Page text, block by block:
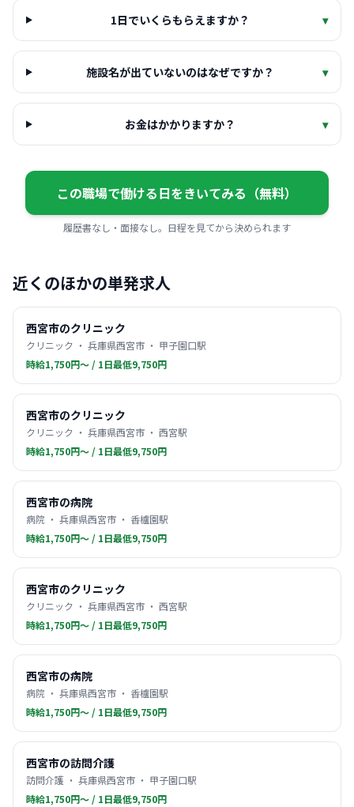
1日でいくらもらえますか？ ▾
施設名が出ていないのはなぜですか？ ▾
お金はかかりますか？ ▾
この職場で働ける日をきいてみる（無料）
履歴書なし・面接なし。日程を見てから決められます
近くのほかの単発求人
西宮市のクリニック
クリニック ・ 兵庫県西宮市 ・ 甲子園口駅
時給1,750円〜 / 1日最低9,750円
西宮市のクリニック
クリニック ・ 兵庫県西宮市 ・ 西宮駅
時給1,750円〜 / 1日最低9,750円
西宮市の病院
病院 ・ 兵庫県西宮市 ・ 香櫨園駅
時給1,750円〜 / 1日最低9,750円
西宮市のクリニック
クリニック ・ 兵庫県西宮市 ・ 西宮駅
時給1,750円〜 / 1日最低9,750円
西宮市の病院
病院 ・ 兵庫県西宮市 ・ 香櫨園駅
時給1,750円〜 / 1日最低9,750円
西宮市の訪問介護
訪問介護 ・ 兵庫県西宮市 ・ 甲子園口駅
時給1,750円〜 / 1日最低9,750円